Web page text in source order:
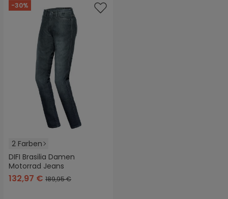
-30%
2 Farben
DIFI Brasilia Damen
Motorrad Jeans
132,97 € 189,95 €